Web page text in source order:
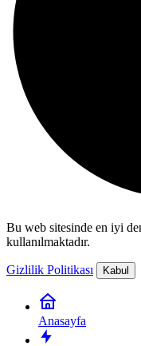
Bu web sitesinde en iyi
kullanılmaktadır.
Gizlilik Politikası Kabul
Anasayfa